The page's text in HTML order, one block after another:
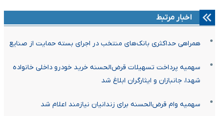
اخبار مرتبط
همراهی حداکثری بانک‌های منتخب در اجرای بسته حمایت از صنایع
سهمیه پرداخت تسهیلات قرض‌الحسنه خرید خودرو داخلی خانواده
شهدا، جانبازان و ایثارگران ابلاغ شد
سهمیه وام قرض‌الحسنه برای زندانیان نیازمند اعلام شد